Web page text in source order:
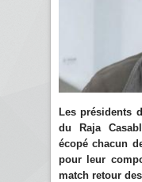
Les présidents
du Raja
écopé chacun
pour leur
match retour